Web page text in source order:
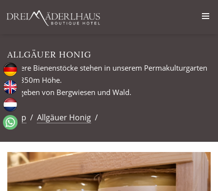
ALLGÄUER HONIG
Unsere Bienenstöcke stehen in unserem Permakulturgarten
auf 850m Höhe.
Umgeben von Bergwiesen und Wald.
Shop / Allgäuer Honig /